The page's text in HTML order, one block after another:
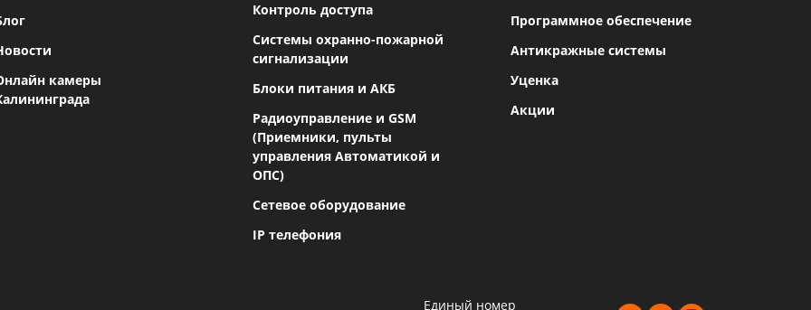
камеры
Контроль доступа
Системы охранно-пожарной
сигнализации
Блоки питания и АКБ
Радиоуправление и GSM
(Приемники, пульты
управления Автоматикой и
ОПС)
Сетевое оборудование
IP телефония
Программное обеспечение
Антикражные системы
Уценка
Акции
Единый номер